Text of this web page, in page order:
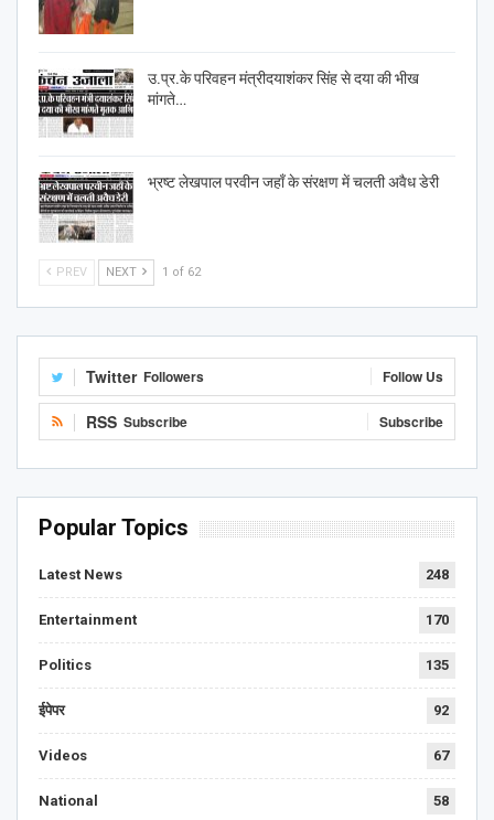
उ.प्र.के परिवहन मंत्रीदयाशंकर सिंह से दया की भीख
मांगते…
भ्रष्ट लेखपाल परवीन जहाँ के संरक्षण में चलती अवैध डेरी
PREV NEXT 1 of 62
Twitter Followers Follow Us
RSS Subscribe Subscribe
Popular Topics
Latest News 248
Entertainment 170
Politics 135
ईपेपर 92
Videos 67
National 58